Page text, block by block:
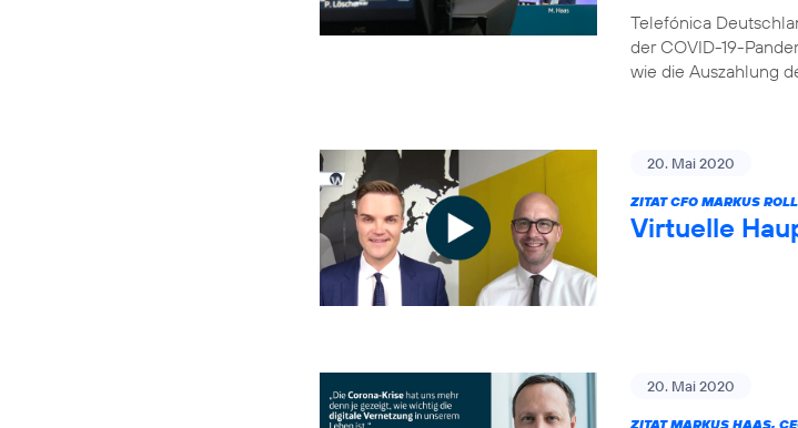
Telefónica
der COVID-19-
wie die Auszahlung
20. Mai 2020
ZITAT CFO MARKUS
Virtuelle
20. Mai 2020
ZITAT MARKUS HAAS,